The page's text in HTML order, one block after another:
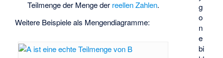
g
o
n
e
bi
Teilmenge der Menge der reellen Zahlen.
Weitere Beispiele als Mengendiagramme: